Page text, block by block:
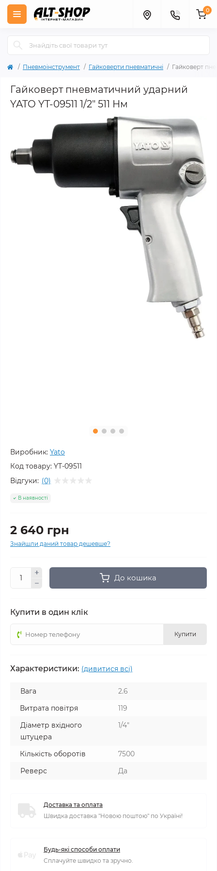
0
Пневмоінструмент Гайковерти пневматичні Гайковерт
Гайковерт пневматичний ударний
YATO YT-09511 1/2" 511 Нм
Виробник: Yato
Код товару: YT-09511
Відгуки: (0)
В наявності
2 640 грн
Знайшли даний товар дешевше?
До кошика
Купити в один клік
Купити
Характеристики: (дивитися всі)
Вага
2.6
Витрата повітря
119
Діаметр вхідного
штуцера
1/4"
Кількість оборотів
7500
Реверс
Да
Доставка та оплата
Швидка доставка "Новою поштою" по Україні!
Будь-які способи оплати
Сплачуйте швидко та зручно.